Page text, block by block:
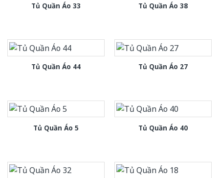
Tủ Quần Áo 33 Tủ Quần Áo 38
Tủ Quần Áo 44 Tủ Quần Áo 27
Tủ Quần Áo 5 Tủ Quần Áo 40